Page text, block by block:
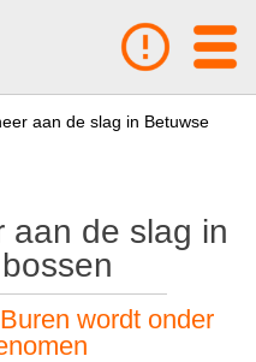
aan de slag in Betuwse
aan de slag in
wordt onder